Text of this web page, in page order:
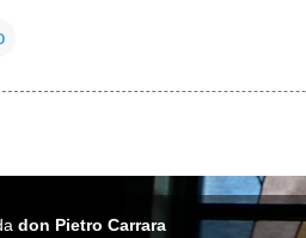
don Pietro Carrara